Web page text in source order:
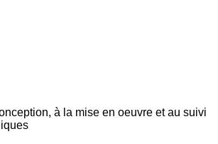
à la mise en oeuvre et au suivi